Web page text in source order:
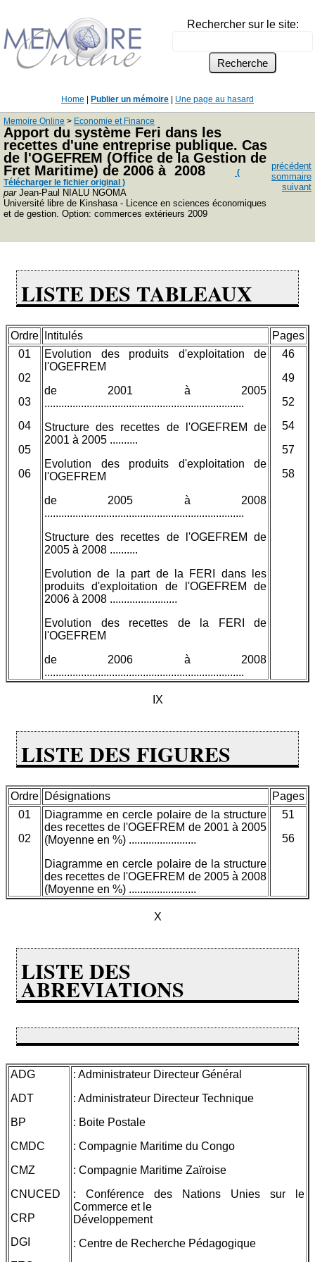
Rechercher sur le site:
Home Publier un mémoire Une page au hasard
Memoire Online > Economie et Finance
Apport du système Feri dans les
recettes d'une entreprise publique. Cas
de l'OGEFREM (Office de la Gestion de
Fret Maritime) de 2006 à 2008
(
Télécharger le fichier original )
parJean-Paul NIALU NGOMA
Université libre de Kinshasa - Licence en sciences économiques
et de gestion. Option: commerces extérieurs 2009
précédent
sommaire
suivant
LISTE DES TABLEAUX
Ordre Intitulés
Pages
01
02
03
04
05
06
Evolution des produits d'exploitation de
l'OGEFREM
de 2001 à 2005
.......................................................................
Structure des recettes de l'OGEFREM de
2001 à 2005 ..........
Evolution des produits d'exploitation de
l'OGEFREM
de 2005 à 2008
.......................................................................
Structure des recettes de l'OGEFREM de
2005 à 2008 ..........
Evolution de la part de la FERI dans les
produits d'exploitation de l'OGEFREM de
2006 à 2008 ........................
Evolution des recettes de la FERI de
l'OGEFREM
de 2006 à 2008
.......................................................................
46
49
52
54
57
58
IX
LISTE DES FIGURES
Ordre Désignations
Pages
01
02
Diagramme en cercle polaire de la structure
des recettes de l'OGEFREM de 2001 à 2005
(Moyenne en %) ........................
Diagramme en cercle polaire de la structure
des recettes de l'OGEFREM de 2005 à 2008
(Moyenne en %) ........................
51
56
X
LISTE DES
ABREVIATIONS
ADG
ADT
BP
CMDC
CMZ
CNUCED
CRP
DGI
: Administrateur Directeur Général
: Administrateur Directeur Technique
: Boite Postale
: Compagnie Maritime du Congo
: Compagnie Maritime Zaïroise
: Conférence des Nations Unies sur le
Commerce et le
Développement
: Centre de Recherche Pédagogique